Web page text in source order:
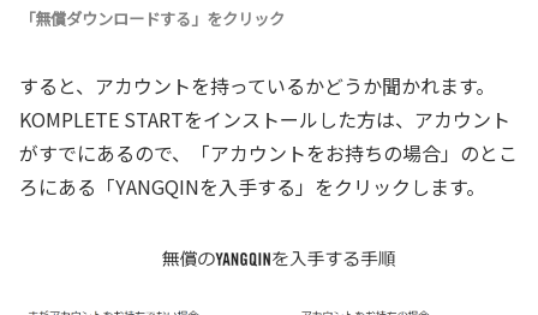
「無償ダウンロードする」をクリック
すると、アカウントを持っているかどうか聞かれます。
KOMPLETE STARTをインストールした方は、アカウント
がすでにあるので、「アカウントをお持ちの場合」のとこ
ろにある「YANGQINを入手する」をクリックします。